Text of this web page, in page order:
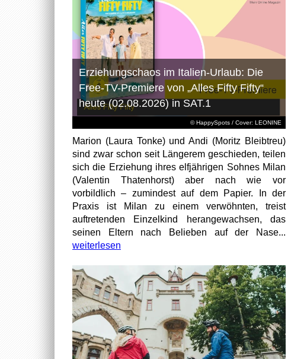
© HappySpots / Cover: LEONINE
Erziehungschaos im Italien-Urlaub: Die
Free-TV-Premiere von „Alles Fifty Fifty“
heute (02.08.2026) in SAT.1
Marion (Laura Tonke) und Andi (Moritz Bleibtreu)
sind zwar schon seit Längerem geschieden, teilen
sich die Erziehung ihres elfjährigen Sohnes Milan
(Valentin Thatenhorst) aber nach wie vor
vorbildlich – zumindest auf dem Papier. In der
Praxis ist Milan zu einem verwöhnten, treist
auftretenden Einzelkind herangewachsen, das
seinen Eltern nach Belieben auf der Nase...
weiterlesen